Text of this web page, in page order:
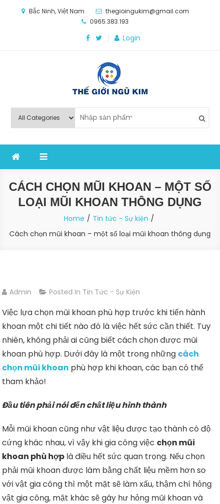
Bắc Ninh, Việt Nam
thegioingukim@gmail.com
0965.383.193
Login
Thế Giới Ngũ Kim
nghiệp sản xuất
CÁCH CHỌN MŨI KHOAN – MỘT SỐ
LOẠI MŨI KHOAN THÔNG DỤNG
Home
Tin tức - Sự kiện
Cách chọn mũi khoan – một số loại mũi khoan thông dụng
Admin Posted In Tin Tức - Sự Kiện
Việc lựa chọn mũi khoan phù hợp trước khi tiến hành
khoan một chi tiết nào đó là việc hết sức cần thiết. Tuy
nhiên, không phải ai cũng biết cách chọn được mũi
khoan phù hợp. Dưới đây là một trong những cách
chọn mũi khoan phù hợp khi khoan, các bạn có thể
tham khảo!
Đầu tiên phải nói đến chất liệu hình thành
Mỗi mũi khoan cũng như vật liệu được tạo thành có độ
cứng khác nhau, vì vậy khi gia công việc chọn mũi
khoan phù hợp là điều hết sức quan trọng. Nếu chọn
phải mũi khoan được làm bằng chất liệu mềm hơn so
với vật gia công thì một mặt sẽ làm xấu, thậm chí hỏng
vật gia công, mặt khác sẽ gây hư hỏng mũi khoan và